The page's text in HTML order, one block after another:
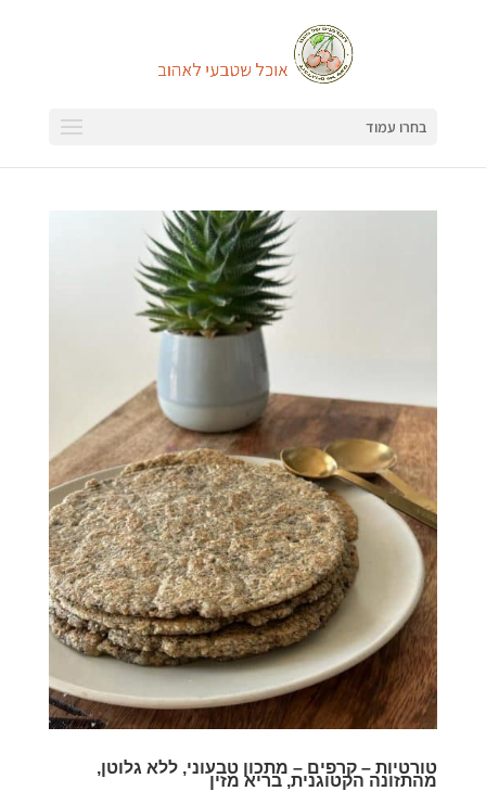
בחרו עמוד
טורטיות – קרפים – מתכון טבעוני, ללא גלוטן,
מהתזונה הקטוגנית, בריא מזין